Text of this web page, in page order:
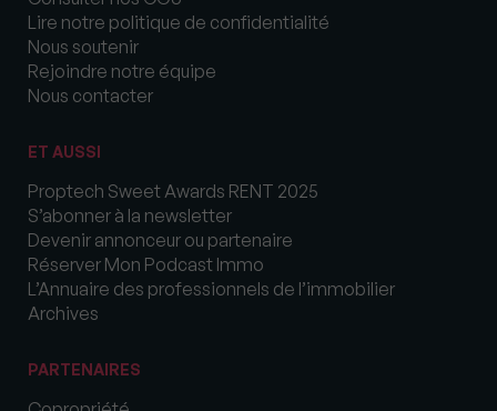
Lire notre politique de confidentialité
Nous soutenir
Rejoindre notre équipe
Nous contacter
ET AUSSI
Proptech Sweet Awards RENT 2025
S’abonner à la newsletter
Devenir annonceur ou partenaire
Réserver Mon Podcast Immo
L’Annuaire des professionnels de l’immobilier
Archives
PARTENAIRES